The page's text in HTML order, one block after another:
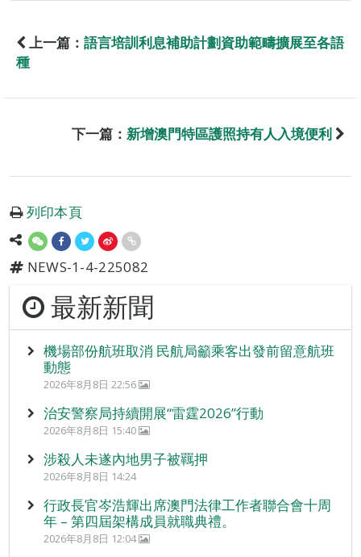
上一篇： 語言培訓利息補助計劃資助範疇擴展至各語
種
下一篇： 新增澳門特區護照持有人入境便利
列印本頁
NEWS-1-4-225082
最新新聞
機場部份航班取消 民航局籲乘客出發前留意航班
動態
2026年8月8日 22:56
治安警察局持續開展“雷霆2026”行動
2026年8月8日 15:40
涉殺人未遂內地男子被羈押
2026年8月8日 14:24
行政長官岑浩輝出席澳門法律工作者聯合會十周
年 – 第四屆架構成員就職典禮。
2026年8月8日 12:04